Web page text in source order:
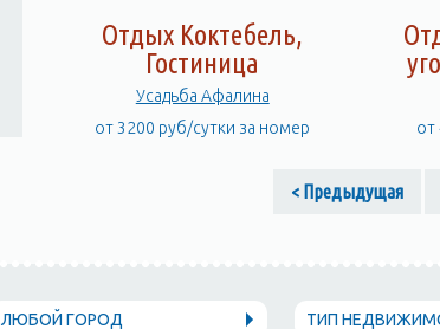
Отдых Коктебель,
Гостиница
Усадьба Афалина
от 3200 руб/сутки за номер
от
< Предыдущая
ЛЮБОЙ ГОРОД ТИП